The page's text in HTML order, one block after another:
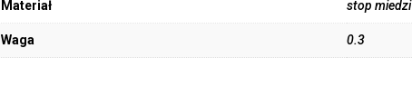
Materiał stop miedzi
Waga 0.3